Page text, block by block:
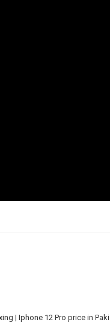
| Iphone 12 Pro price in